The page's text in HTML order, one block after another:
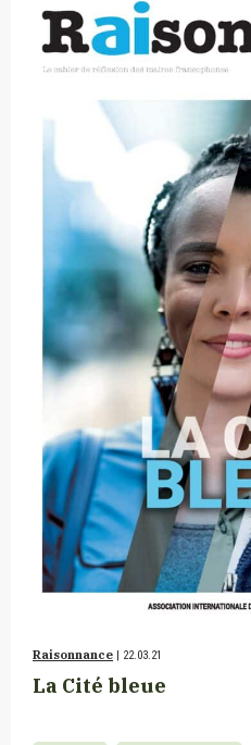
Raisonnance | 22.03.21
La Cité bleue